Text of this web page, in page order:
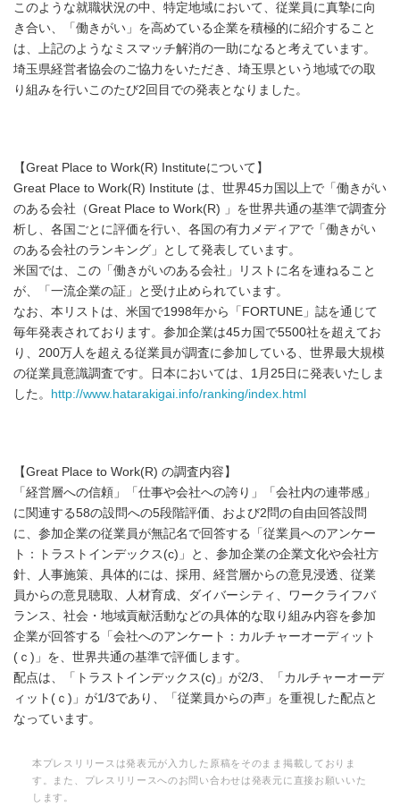
このような就職状況の中、特定地域において、従業員に真摯に向
き合い、「働きがい」を高めている企業を積極的に紹介すること
は、上記のようなミスマッチ解消の一助になると考えています。
埼玉県経営者協会のご協力をいただき、埼玉県という地域での取
り組みを行いこのたび2回目での発表となりました。
【Great Place to Work(R) Instituteについて】
Great Place to Work(R) Institute は、世界45カ国以上で「働きがい
のある会社（Great Place to Work(R) 」を世界共通の基準で調査分
析し、各国ごとに評価を行い、各国の有力メディアで「働きがい
のある会社のランキング」として発表しています。
米国では、この「働きがいのある会社」リストに名を連ねること
が、「一流企業の証」と受け止められています。
なお、本リストは、米国で1998年から「FORTUNE」誌を通じて
毎年発表されております。参加企業は45カ国で5500社を超えてお
り、200万人を超える従業員が調査に参加している、世界最大規模
の従業員意識調査です。日本においては、1月25日に発表いたしま
した。
http://www.hatarakigai.info/ranking/index.html
【Great Place to Work(R) の調査内容】
「経営層への信頼」「仕事や会社への誇り」「会社内の連帯感」
に関連する58の設問への5段階評価、および2問の自由回答設問
に、参加企業の従業員が無記名で回答する「従業員へのアンケー
ト：トラストインデックス(c)」と、参加企業の企業文化や会社方
針、人事施策、具体的には、採用、経営層からの意見浸透、従業
員からの意見聴取、人材育成、ダイバーシティ、ワークライフバ
ランス、社会・地域貢献活動などの具体的な取り組み内容を参加
企業が回答する「会社へのアンケート：カルチャーオーディット
(ｃ)」を、世界共通の基準で評価します。
配点は、「トラストインデックス(c)」が2/3、「カルチャーオーデ
ィット(ｃ)」が1/3であり、「従業員からの声」を重視した配点と
なっています。
本プレスリリースは発表元が入力した原稿をそのまま掲載しておりま
す。また、プレスリリースへのお問い合わせは発表元に直接お願いいた
します。